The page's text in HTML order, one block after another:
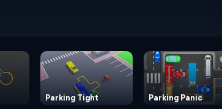
Parking Tight Parking Panic